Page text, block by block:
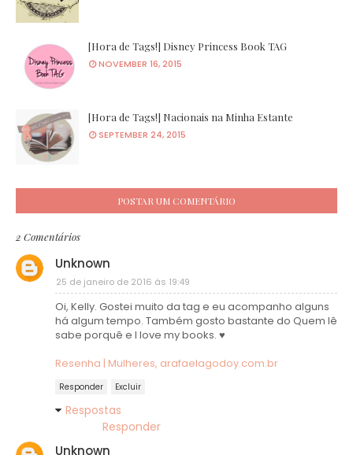
[Hora de Tags!] Disney Princess Book TAG
NOVEMBER 16, 2015
[Hora de Tags!] Nacionais na Minha Estante
SEPTEMBER 24, 2015
POSTAR UM COMENTÁRIO
2 Comentários
Unknown
25 de janeiro de 2016 às 19:49
Oi, Kelly. Gostei muito da tag e eu acompanho alguns
há algum tempo. Também gosto bastante do Quem lê
sabe porquê e I love my books. ♥
Resenha | Mulheres, arafaelagodoy.com.br
Responder Excluir
Respostas
Responder
Unknown